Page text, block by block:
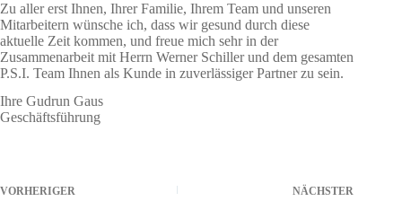
Zu aller erst Ihnen, Ihrer Familie, Ihrem Team und unseren
Mitarbeitern wünsche ich, dass wir gesund durch diese
aktuelle Zeit kommen, und freue mich sehr in der
Zusammenarbeit mit Herrn Werner Schiller und dem gesamten
P.S.I. Team Ihnen als Kunde in zuverlässiger Partner zu sein.
Ihre Gudrun Gaus
Geschäftsführung
VORHERIGER NÄCHSTER